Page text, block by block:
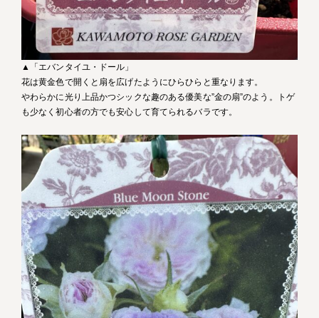
▲「エバンタイユ・ドール」
花は黄金色で開くと扇を広げたようにひらひらと重なります。
やわらかに光り上品かつシックな趣のある優美な”金の扇”のよう。トゲ
も少なく初心者の方でも安心して育てられるバラです。